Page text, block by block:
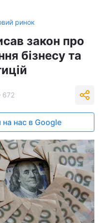
ринок
закон про
бізнесу та
672
на нас в Google